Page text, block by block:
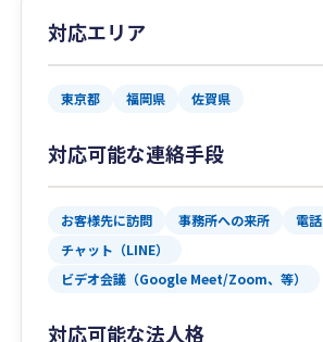
対応エリア
東京都 福岡県 佐賀県
対応可能な連絡手段
お客様先に訪問 事務所への来所 電話
チャット（LINE）
ビデオ会議（Google Meet/Zoom、等）
対応可能な法人格